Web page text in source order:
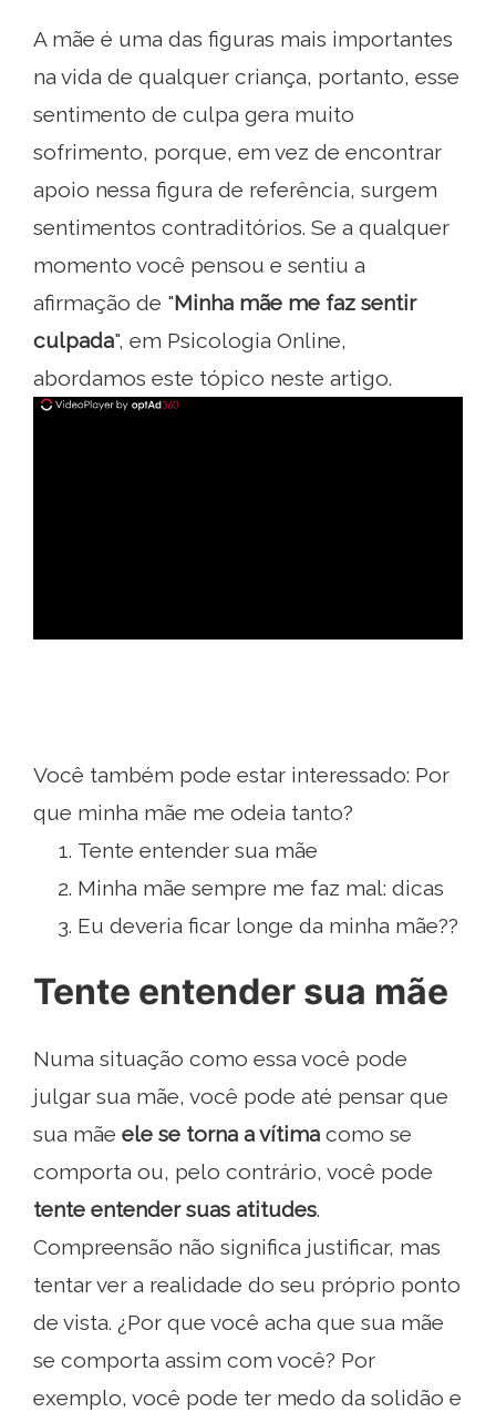
A mãe é uma das figuras mais importantes
na vida de qualquer criança, portanto, esse
sentimento de culpa gera muito
sofrimento, porque, em vez de encontrar
apoio nessa figura de referência, surgem
sentimentos contraditórios. Se a qualquer
momento você pensou e sentiu a
afirmação de "Minha mãe me faz sentir
culpada", em Psicologia Online,
abordamos este tópico neste artigo.
Você também pode estar interessado: Por
que minha mãe me odeia tanto?
Tente entender sua mãe
Minha mãe sempre me faz mal: dicas
Eu deveria ficar longe da minha mãe??
Tente entender sua mãe
Numa situação como essa você pode
julgar sua mãe, você pode até pensar que
sua mãe ele se torna a vítima como se
comporta ou, pelo contrário, você pode
tente entender suas atitudes.
Compreensão não significa justificar, mas
tentar ver a realidade do seu próprio ponto
de vista. ¿Por que você acha que sua mãe
se comporta assim com você? Por
exemplo, você pode ter medo da solidão e